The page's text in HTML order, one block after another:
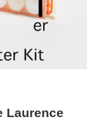
Laurence